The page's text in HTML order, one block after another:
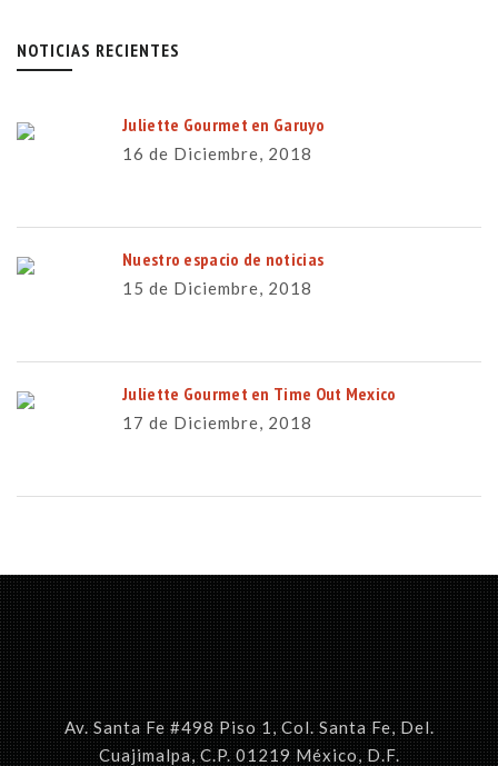
NOTICIAS RECIENTES
Juliette Gourmet en Garuyo
16 de Diciembre, 2018
Nuestro espacio de noticias
15 de Diciembre, 2018
Juliette Gourmet en Time Out Mexico
17 de Diciembre, 2018
Av. Santa Fe #498 Piso 1, Col. Santa Fe, Del.
Cuajimalpa, C.P. 01219 México, D.F.